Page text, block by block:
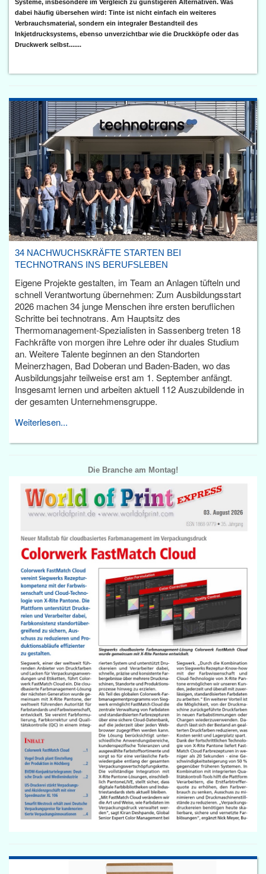
Systeme, insbesondere im Vergleich zu günstigeren Alternativen. Was
dabei häufig übersehen wird: Tinte ist nicht einfach ein weiteres
Verbrauchsmaterial, sondern ein integraler Bestandteil des
Inkjetdrucksystems, ebenso unverzichtbar wie die Druckköpfe oder das
Druckwerk selbst.......
34 NACHWUCHSKRÄFTE STARTEN BEI
TECHNOTRANS INS BERUFSLEBEN
Eigene Projekte gestalten, im Team an Anlagen tüfteln und
schnell Verantwortung übernehmen: Zum Ausbildungsstart
2026 machen 34 junge Menschen ihre ersten beruflichen
Schritte bei technotrans. Am Hauptsitz des
Thermomanagement-Spezialisten in Sassenberg treten 18
Fachkräfte von morgen ihre Lehre oder ihr duales Studium
an. Weitere Talente beginnen an den Standorten
Meinerzhagen, Bad Doberan und Baden-Baden, wo das
Ausbildungsjahr teilweise erst am 1. September anfängt.
Insgesamt lernen und arbeiten aktuell 112 Auszubildende in
der gesamten Unternehmensgruppe.
Weiterlesen...
Die Branche am Montag!